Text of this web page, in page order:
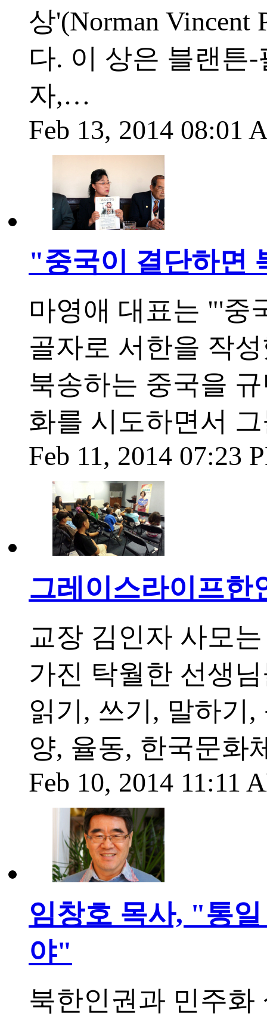
상'(Norman Vincent
다. 이 상은 블랜튼
자,…
Feb 13, 2014 08:01
"중국이 결단하면
마영애 대표는 "'중
골자로 서한을 작
북송하는 중국을
화를 시도하면서
Feb 11, 2014 07:23
그레이스라이프한
교장 김인자 사모
가진 탁월한 선생
읽기, 쓰기, 말하기
양, 율동, 한국문화
Feb 10, 2014 11:11
임창호 목사, "통
야"
북한인권과 민주